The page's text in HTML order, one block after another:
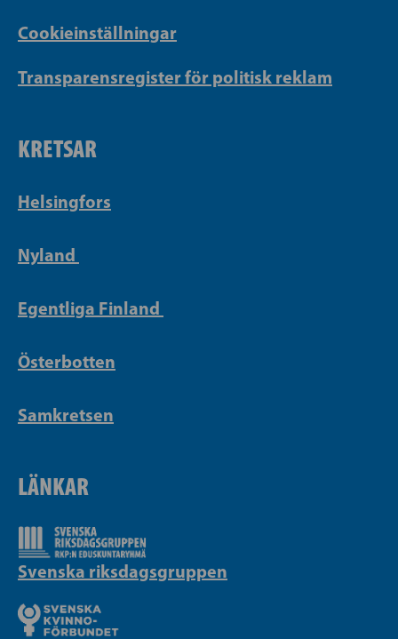
Cookieinställningar
Transparensregister för politisk reklam
KRETSAR
Helsingfors
Nyland
Egentliga Finland
Österbotten
Samkretsen
LÄNKAR
Svenska riksdagsgruppen